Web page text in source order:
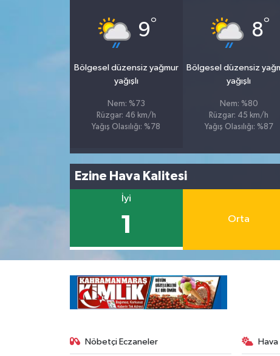
9°
Bölgesel düzensiz yağmur
yağışlı
Nem: %73
Rüzgar: 46 km/h
Yağış Olasılığı: %78
8°
Bölgesel düzensiz
yağışlı
Nem: %80
Rüzgar: 45 km/h
Yağış Olasılığı: %87
Ezine Hava Kalitesi
İyi
1 Orta
Nöbetçi Eczaneler Hava